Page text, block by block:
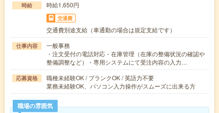
時給 時給1,650円
交通費
交通費別途支給（車通勤の場合は規定支給です）
仕事内容
一般事務
・注文受付の電話対応・在庫管理（在庫の整備状況の確認や
整備調整など）・専用システムにて受注内容の入力…
応募資格
職種未経験OK / ブランクOK / 英語力不要
業務未経験OK、パソコン入力操作がスムーズに出来る方
職場の雰囲気